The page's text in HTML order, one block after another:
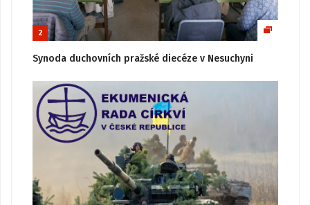
2
Synoda duchovních pražské diecéze v Nesuchyni